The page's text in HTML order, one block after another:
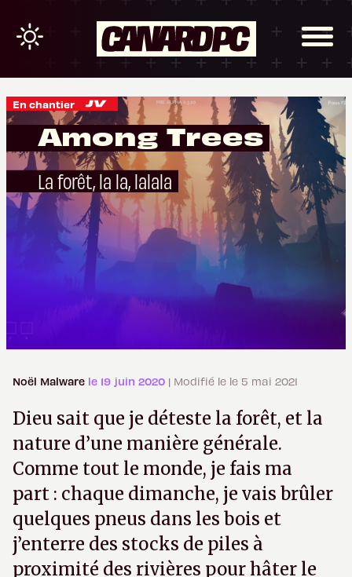
En chantier
Among Trees
La forêt, la la, lalala
Noël Malware le 19 juin 2020 | Modifié le le 5 mai 2021
Dieu sait que je déteste la forêt, et la
nature d’une manière générale.
Comme tout le monde, je fais ma
part : chaque dimanche, je vais brûler
quelques pneus dans les bois et
j’enterre des stocks de piles à
proximité des rivières pour hâter le